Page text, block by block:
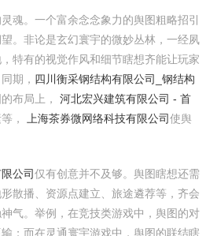
魂。一个富余念念象力的舆图粗略招引
。非论是玄幻寰宇的微妙丛林，一经夙
特有的视觉作风和细节瞎想齐能让玩家
期， 四川衡采钢结构有限公司_钢结构
布局上， 河北宏兴建筑有限公司 - 首
， 上海茶券微网络科技有限公司使舆
公司仅有创意并不及够。舆图瞎想还需
散播、资源点建立、旅途遴荐等，齐会
气。举例，在竞技类游戏中，舆图的对
；而在灵通寰宇游戏中，舆图的联结瞎